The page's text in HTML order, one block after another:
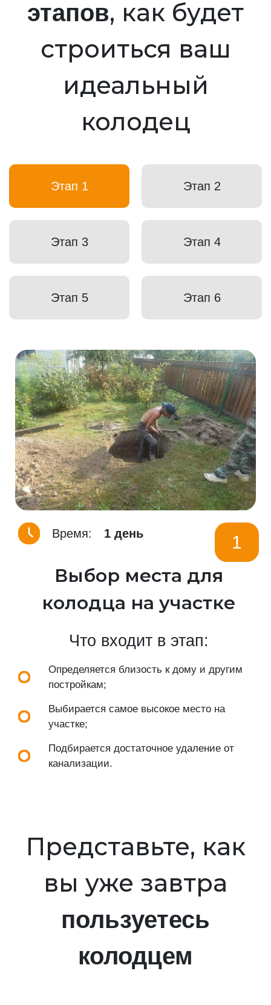
этапов, как будет
строиться ваш
идеальный
колодец
Этап 1 Этап 2
Этап 3 Этап 4
Этап 5 Этап 6
Время: 1 день 1
Выбор места для
колодца на участке
Что входит в этап:
Определяется близость к дому и другим
постройкам;
Выбирается самое высокое место на
участке;
Подбирается достаточное удаление от
канализации.
Представьте, как
вы уже завтра
пользуетесь
колодцем